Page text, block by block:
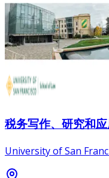
税务写作、研究和
University of San